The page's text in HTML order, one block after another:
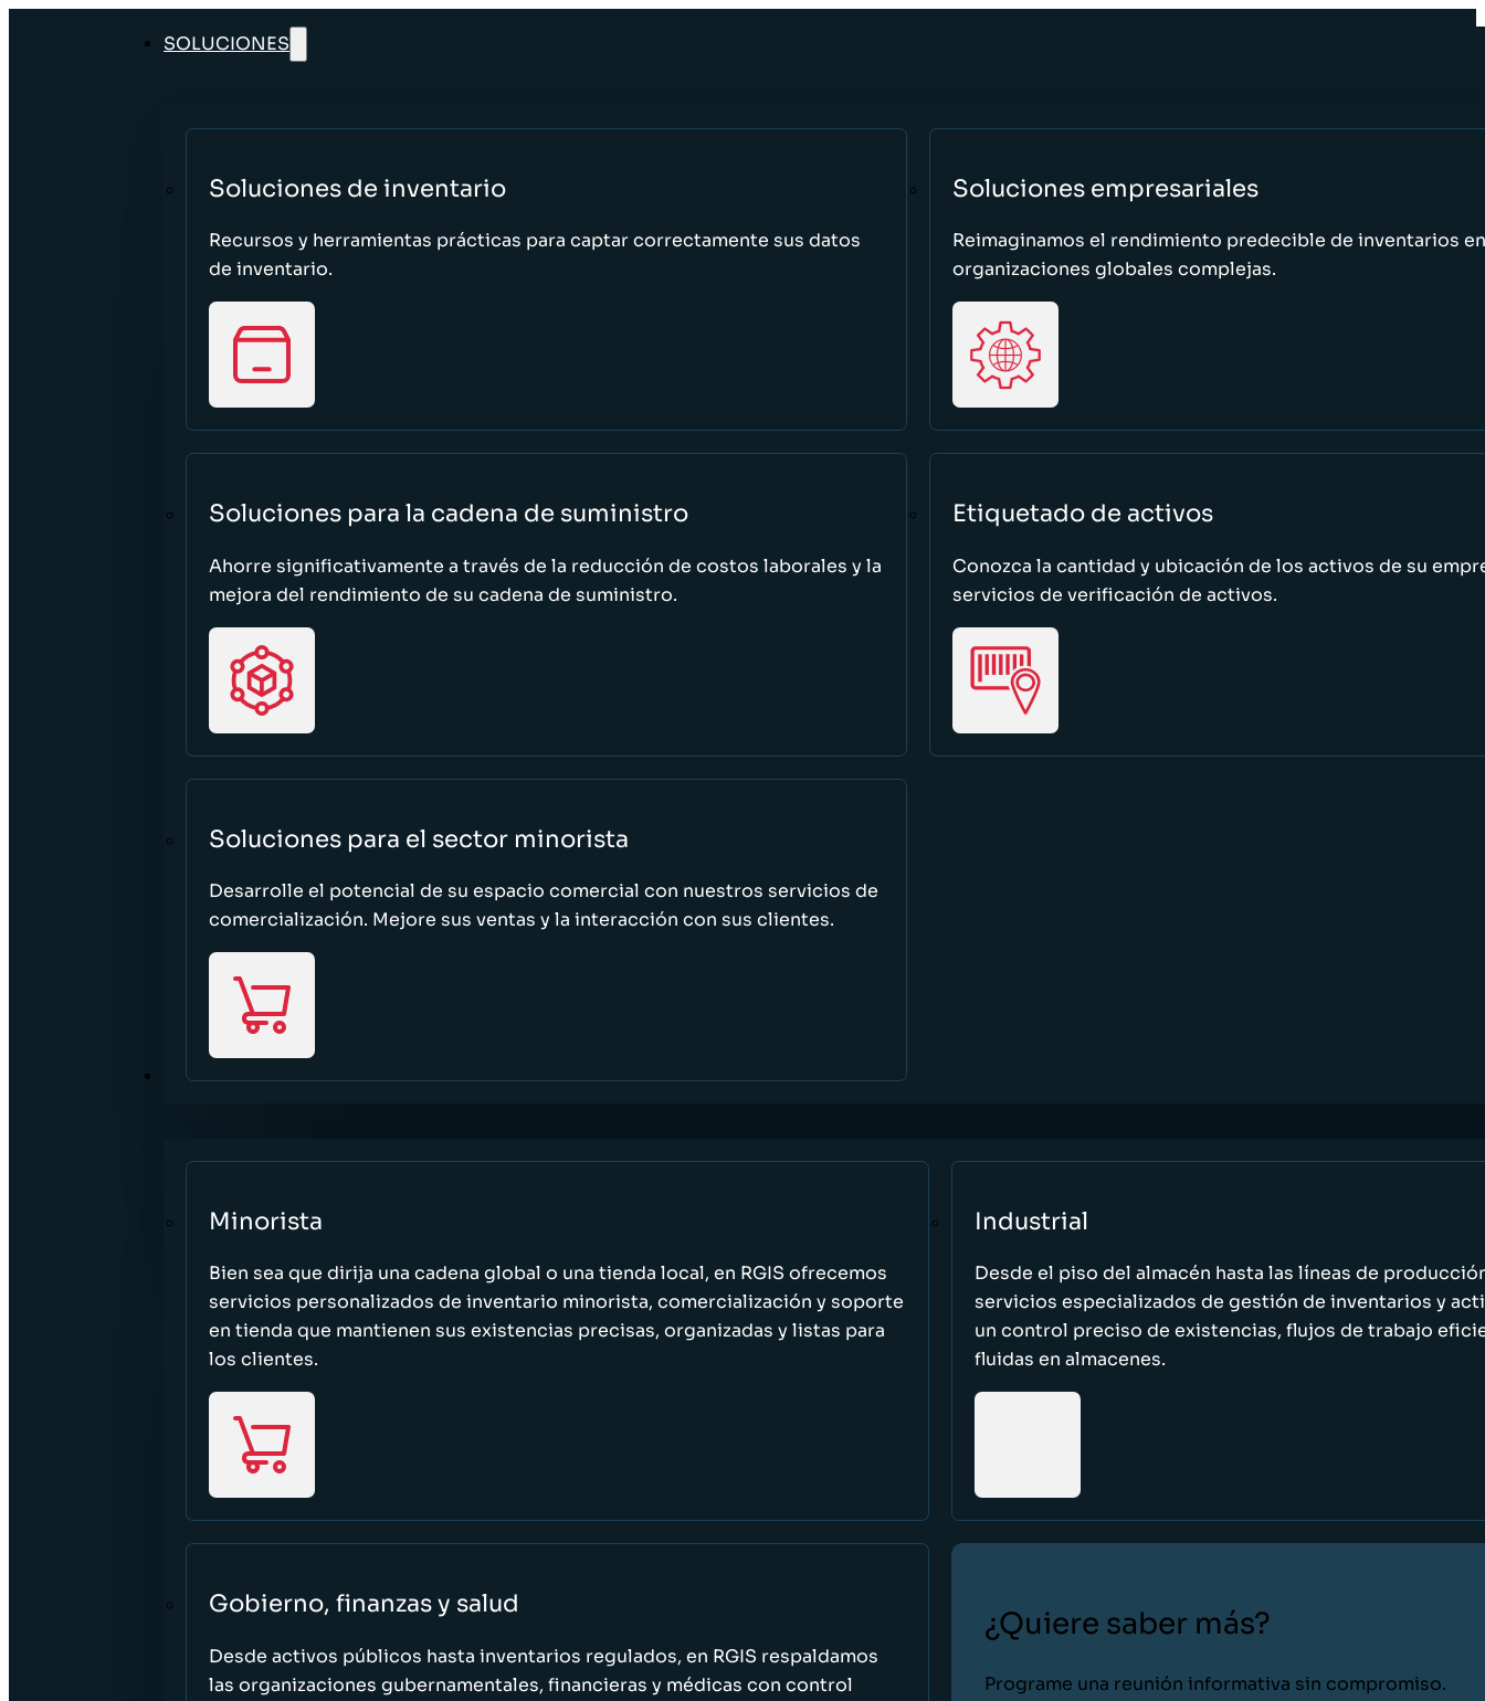
SOLUCIONES
Soluciones de inventario
Recursos y herramientas prácticas para captar correctamente sus datos
de inventario.
Soluciones empresariales
Reimaginamos el rendimiento predecible de inventarios en
organizaciones globales complejas.
Soluciones para la cadena de suministro
Ahorre significativamente a través de la reducción de costos laborales y la
mejora del rendimiento de su cadena de suministro.
Etiquetado de activos
Conozca la cantidad y ubicación de los activos de su
servicios de verificación de activos.
Soluciones para el sector minorista
Desarrolle el potencial de su espacio comercial con nuestros servicios de
comercialización. Mejore sus ventas y la interacción con sus clientes.
SECTORES
Minorista
Bien sea que dirija una cadena global o una tienda local, en RGIS ofrecemos
servicios personalizados de inventario minorista, comercialización y soporte
en tienda que mantienen sus existencias precisas, organizadas y listas para
los clientes.
Industrial
Desde el piso del almacén hasta las líneas de
servicios especializados de gestión de inventarios y
un control preciso de existencias, flujos de trabajo
fluidas en almacenes.
Gobierno, finanzas y salud
Desde activos públicos hasta inventarios regulados, en RGIS respaldamos
las organizaciones gubernamentales, financieras y médicas con control
¿Quiere saber más?
Programe una reunión informativa sin compromiso.